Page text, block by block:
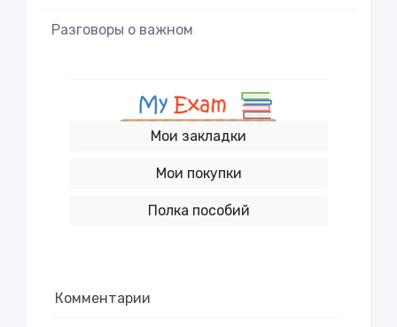
Разговоры о важном
Мои закладки
Мои покупки
Полка пособий
Комментарии